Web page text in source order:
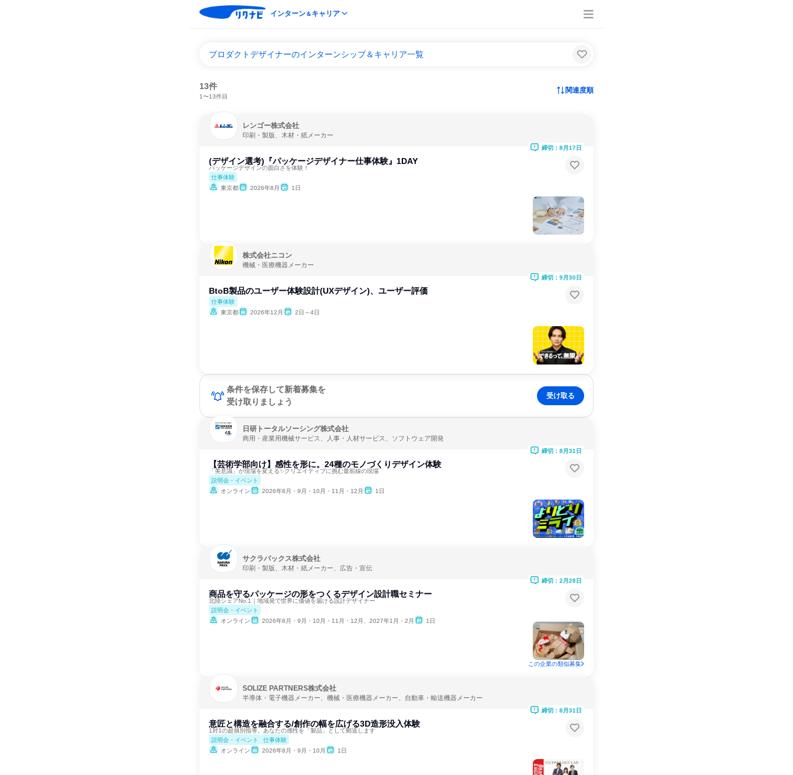
インターン＆キャリア
プロダクトデザイナーのインターンシップ＆キャリア一覧
13件
1〜13件目
関連度順
レンゴー株式会社
印刷・製版、木材・紙メーカー
(デザイン選考)『パッケージデザイナー仕事体験』1DAY
パッケージデザインの面白さを体験！
仕事体験
東京都
2026年8月 1日
締切：8月17日
株式会社ニコン
機械・医療機器メーカー
BtoB製品のユーザー体験設計(UXデザイン)、ユーザー評価
仕事体験
東京都
2026年12月 2日～4日
締切：9月30日
条件を保存して新着募集を
受け取りましょう
受け取る
日研トータルソーシング株式会社
商用・産業用機械サービス、人事・人材サービス、ソフトウェア開発
【芸術学部向け】感性を形に。24種のモノづくりデザイン体験
「美意識」が現場を変える✨クリエイティブに挑む最前線の現場
説明会・イベント
オンライン
2026年8月・9月・10月・11月・12月 1日
締切：8月31日
サクラパックス株式会社
印刷・製版、木材・紙メーカー、広告・宣伝
商品を守るパッケージの形をつくるデザイン設計職セミナー
北陸シェアNo.1｜地域発で世界に価値を届ける設計デザイナー
説明会・イベント
オンライン
2026年8月・9月・10月・11月・12月、2027年1月・2月 1日
締切：2月28日
この企業の類似募集
SOLIZE PARTNERS株式会社
半導体・電子機器メーカー、機械・医療機器メーカー、自動車・輸送機器メーカー
意匠と構造を融合する/創作の幅を広げる3D造形没入体験
1対1の超個別指導。あなたの感性を「製品」として郵送します
説明会・イベント
仕事体験
オンライン
2026年8月・9月・10月 1日
締切：8月31日